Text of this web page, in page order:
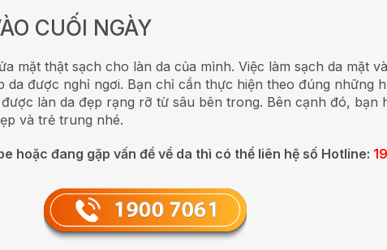
CUỐI NGÀY
mặt thật sạch cho làn da của mình. Việc làm sạch da mặt
da được nghỉ ngơi. Bạn chỉ cần thực hiện theo đúng những
làn da đẹp rạng rỡ từ sâu bên trong. Bên cạnh đó, bạn
và trẻ trung nhé.
hoặc đang gặp vấn đề về da thì có thể liên hệ số Hotline: